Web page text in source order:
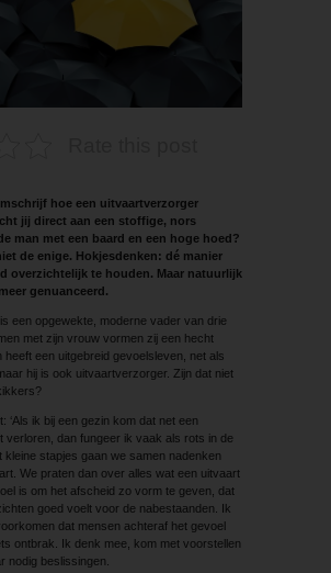
hoe een uitvaartverzorger
jij direct aan een stoffige, nors
man met een baard en een hoge hoed?
de enige. Hokjesdenken: dé manier
overzichtelijk te houden. Maar natuurlijk
genuanceerd.
een opgewekte, moderne vader van drie
met zijn vrouw vormen zij een hecht
heeft een uitgebreid gevoelsleven, net als
hij is ook uitvaartverzorger. Zijn dat niet
‘Als ik bij een gezin kom dat net een
verloren, dan fungeer ik vaak als rots in de
kleine stapjes gaan we samen nadenken
We praten dan over alles wat een uitvaart
is om het afscheid zo vorm te geven, dat
goed voelt voor de nabestaanden. Ik
dat mensen achteraf het gevoel
ontbrak. Ik denk mee, kom met voorstellen
nodig beslissingen.